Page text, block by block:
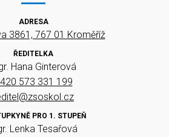
ADRESA
3861, 767 01 Kroměříž
ŘEDITELKA
Hana Ginterová
573 331 199
PRO 1. STUPEŇ
Lenka Tesařová